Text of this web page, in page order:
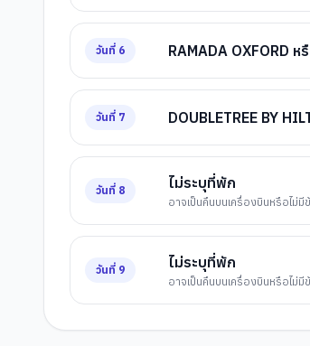
วันที่ 6 RAMADA OXFORD ห
วันที่ 7 DOUBLETREE BY
วันที่ 8 ไม่ระบุที่พัก
อาจเป็นคืนบนเครื่องบินหรือไม่มี
วันที่ 9 ไม่ระบุที่พัก
อาจเป็นคืนบนเครื่องบินหรือไม่มี